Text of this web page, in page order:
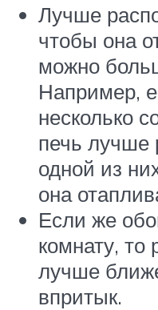
Лучше
чтобы она
можно
Например,
несколько
печь лучше
одной из
она
Если же
комнату, то
лучше
впритык.